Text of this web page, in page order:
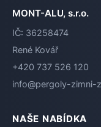
MONT-ALU, s.r.o.
IČ: 36258474
René Kovář
+420 737 526 120
info@pergoly-zimni-
NAŠE NABÍDKA